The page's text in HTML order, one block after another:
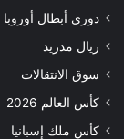
دوري أبطال أوروبا
ريال مدريد
سوق الانتقالات
كأس العالم 2026
كأس ملك إسبانيا